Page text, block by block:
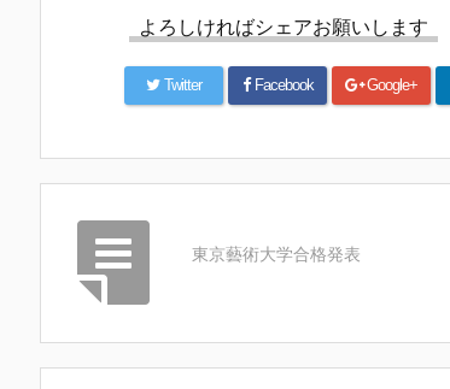
よろしければシェアお願いします
Twitter Facebook Google+
東京藝術大学合格発表